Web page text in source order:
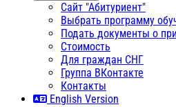
Сайт "Абитуриент"
Выбрать программу
Подать документы о
Стоимость
Для граждан СНГ
Группа ВКонтакте
Контакты
English Version